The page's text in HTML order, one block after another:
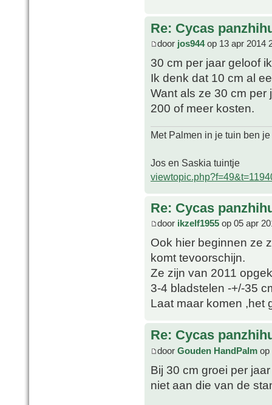
Re: Cycas
door jos944op 13 apr 2014
30 cm per jaar geloof
Ik denk dat 10 cm al
Want als ze 30 cm
200 of meer kosten.
Met Palmen in je tuin ben
Jos en Saskia tuintje
Re: Cycas
door ikzelf1955 op 05 apr
Ook hier beginnen ze
komt tevoorschijn.
Ze zijn van 2011
3-4 bladstelen -+/-35
Laat maar komen ,het
Re: Cycas
door Gouden HandPalm op
Bij 30 cm groei per
niet aan die van de